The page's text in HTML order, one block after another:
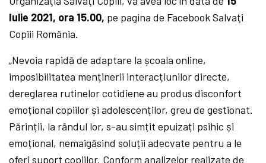
Iulie 2021, ora 15.00, pe pagina de Facebook Salvaţi
Copiii România.
„Nevoia rapidă de adaptare la școala online,
imposibilitatea menținerii interacțiunilor directe,
dereglarea rutinelor cotidiene au produs disconfort
emoțional copiilor și adolescenților, greu de gestionat.
Părinții, la rândul lor, s-au simțit epuizați psihic și
emoțional, nemaigăsind soluții adecvate pentru a le
oferi suport copiilor. Conform analizelor realizate de